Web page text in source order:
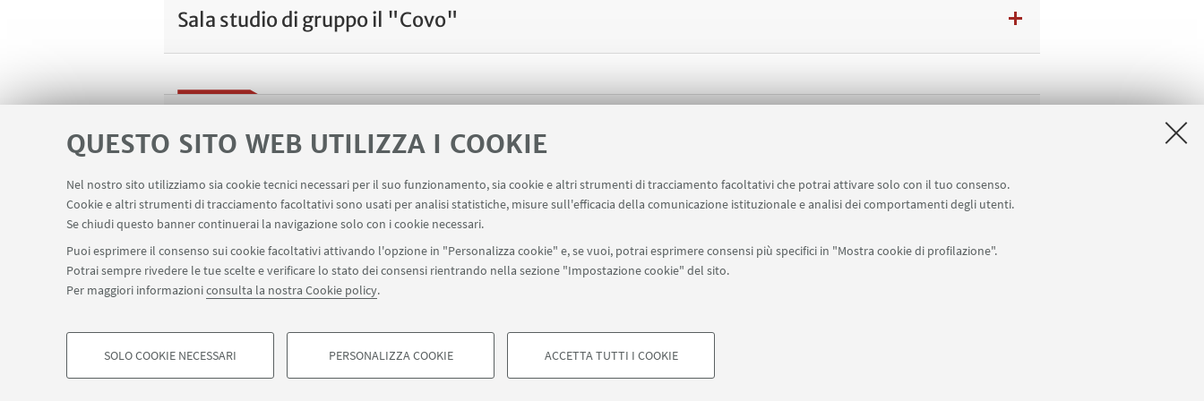
QUESTO SITO WEB UTILIZZA I COOKIE
Nel nostro sito utilizziamo sia cookie tecnici necessari per il suo funzionamento, sia cookie e altri strumenti di tracciamento facoltativi che potrai attivare solo con il tuo consenso.
Cookie e altri strumenti di tracciamento facoltativi sono usati per analisi statistiche, misure sull'efficacia della comunicazione istituzionale e analisi dei comportamenti degli utenti.
Se chiudi questo banner continuerai la navigazione solo con i cookie necessari.
Puoi esprimere il consenso sui cookie facoltativi attivando l'opzione in "Personalizza cookie" e, se vuoi, potrai esprimere consensi più specifici in "Mostra cookie di profilazione".
Potrai sempre rivedere le tue scelte e verificare lo stato dei consensi rientrando nella sezione "Impostazione cookie" del sito.
Per maggiori informazioniconsulta la nostra Cookie policy.
COOKIE DI PROFILAZIONE - FACOLTATIVI COOKIE TECNICI - NECESSARI
SOLO COOKIE NECESSARI PERSONALIZZA COOKIE ACCETTA TUTTI I COOKIE
Sala studio di gruppo il "Covo"
Spazio Learning Commons
Via Vittime Civili di Guerra, 5 - Rimini +39 0541 434184
campusrimini.biblioteca@unibo.it
SBA - Sistema Bibliotecario di Ateneo
Campus di Rimini
©Copyright 2026 - ALMA MATER STUDIORUM - Università di Bologna - Via Zamboni, 33 - 40126 Bologna - PI: 01131710376 - CF: 80007010376 -